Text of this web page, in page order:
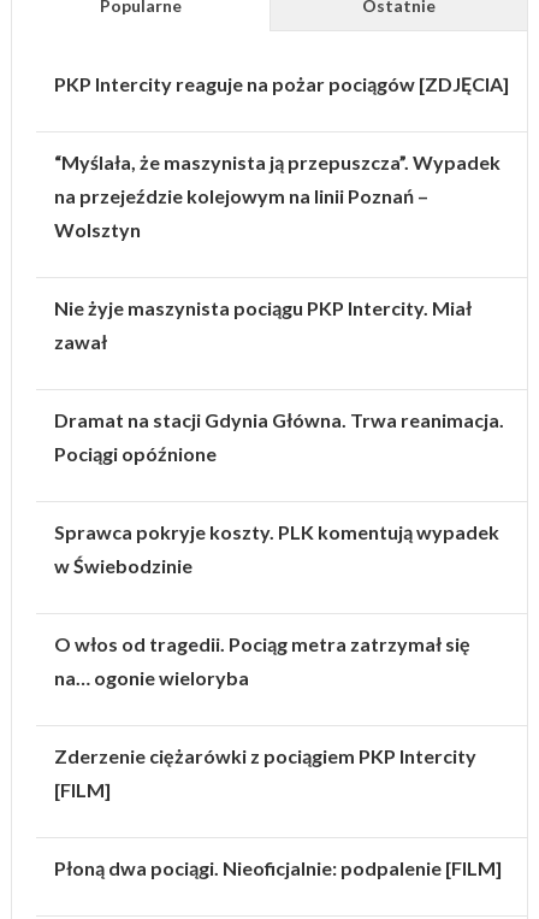
Popularne Ostatnie
PKP Intercity reaguje na pożar pociągów [ZDJĘCIA]
“Myślała, że maszynista ją przepuszcza”. Wypadek
na przejeździe kolejowym na linii Poznań –
Wolsztyn
Nie żyje maszynista pociągu PKP Intercity. Miał
zawał
Dramat na stacji Gdynia Główna. Trwa reanimacja.
Pociągi opóźnione
Sprawca pokryje koszty. PLK komentują wypadek
w Świebodzinie
O włos od tragedii. Pociąg metra zatrzymał się
na… ogonie wieloryba
Zderzenie ciężarówki z pociągiem PKP Intercity
[FILM]
Płoną dwa pociągi. Nieoficjalnie: podpalenie [FILM]